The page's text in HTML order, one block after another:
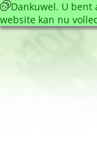
Dankuwel. U bent
website kan nu